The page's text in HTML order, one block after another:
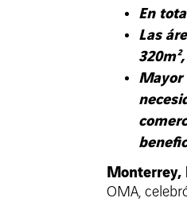
En
Las
Mayor
Monterrey,
OMA,